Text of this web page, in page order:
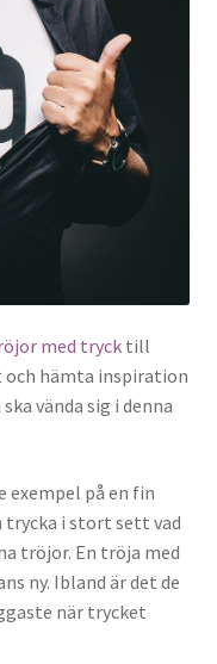
med trycktill
och hämta inspiration
vända sig i denna
exempel på en fin
trycka i stort sett vad
tröjor. En tröja med
ny. Ibland är det de
när trycket